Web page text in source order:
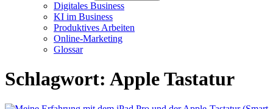
Digitales Business
KI im Business
Produktives Arbeiten
Online-Marketing
Glossar
Schlagwort: Apple Tastatur